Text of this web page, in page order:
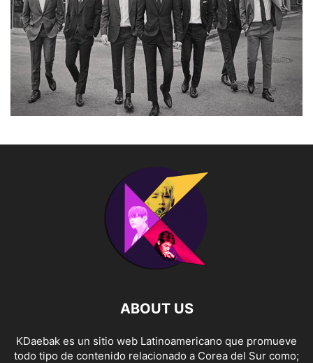
ABOUT US
KDaebak es un sitio web Latinoamericano que promueve
todo tipo de contenido relacionado a Corea del Sur como;